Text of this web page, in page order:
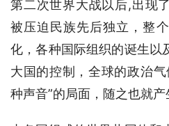
第二次世界大战以后,出现
被压迫民族先后独立，整
化，各种国际组织的诞生以
大国的控制，全球的政治
种声音”的局面，随之也就产